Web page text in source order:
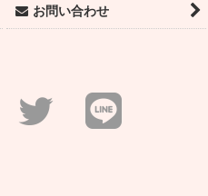
お問い合わせ